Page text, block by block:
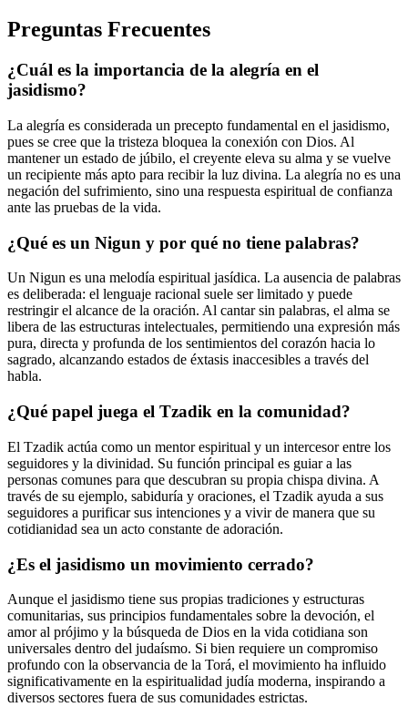
Preguntas Frecuentes
¿Cuál es la importancia de la alegría en el
jasidismo?
La alegría es considerada un precepto fundamental en el jasidismo,
pues se cree que la tristeza bloquea la conexión con Dios. Al
mantener un estado de júbilo, el creyente eleva su alma y se vuelve
un recipiente más apto para recibir la luz divina. La alegría no es una
negación del sufrimiento, sino una respuesta espiritual de confianza
ante las pruebas de la vida.
¿Qué es un Nigun y por qué no tiene palabras?
Un Nigun es una melodía espiritual jasídica. La ausencia de palabras
es deliberada: el lenguaje racional suele ser limitado y puede
restringir el alcance de la oración. Al cantar sin palabras, el alma se
libera de las estructuras intelectuales, permitiendo una expresión más
pura, directa y profunda de los sentimientos del corazón hacia lo
sagrado, alcanzando estados de éxtasis inaccesibles a través del
habla.
¿Qué papel juega el Tzadik en la comunidad?
El Tzadik actúa como un mentor espiritual y un intercesor entre los
seguidores y la divinidad. Su función principal es guiar a las
personas comunes para que descubran su propia chispa divina. A
través de su ejemplo, sabiduría y oraciones, el Tzadik ayuda a sus
seguidores a purificar sus intenciones y a vivir de manera que su
cotidianidad sea un acto constante de adoración.
¿Es el jasidismo un movimiento cerrado?
Aunque el jasidismo tiene sus propias tradiciones y estructuras
comunitarias, sus principios fundamentales sobre la devoción, el
amor al prójimo y la búsqueda de Dios en la vida cotidiana son
universales dentro del judaísmo. Si bien requiere un compromiso
profundo con la observancia de la Torá, el movimiento ha influido
significativamente en la espiritualidad judía moderna, inspirando a
diversos sectores fuera de sus comunidades estrictas.